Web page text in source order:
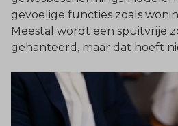
gevoelige functies zoals
Meestal wordt een spuitvrije
gehanteerd, maar dat hoeft